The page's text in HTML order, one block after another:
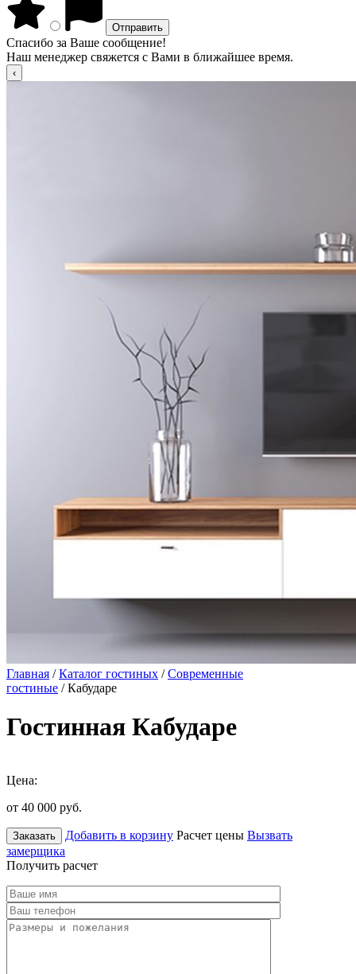
Спасибо за Ваше сообщение!
Наш менеджер свяжется с Вами в ближайшее время.
Главная /Каталог гостиных /Современные
гостиные / Кабударе
Гостинная Кабударе
Цена:
от 40 000 руб.
Заказать Добавить в корзину Расчет цены Вызвать
замерщика
Получить расчет